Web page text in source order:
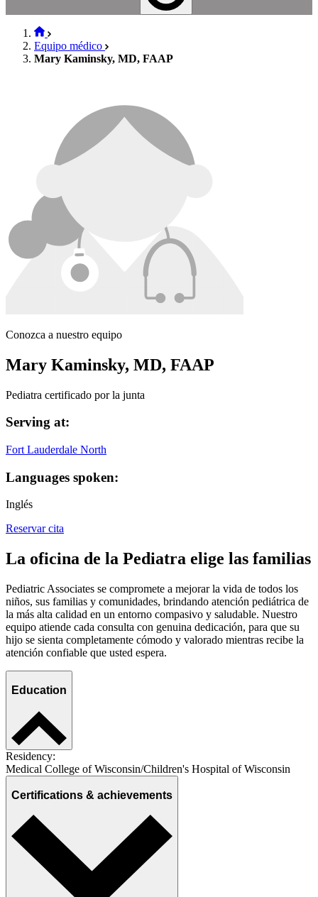
Equipo médico
Mary Kaminsky, MD, FAAP
Conozca a nuestro equipo
Mary Kaminsky, MD, FAAP
Pediatra certificado por la junta
Serving at:
Fort Lauderdale North
Languages spoken:
Inglés
Reservar cita
La oficina de la Pediatra elige las familias
Pediatric Associates se compromete a mejorar la vida de todos los
niños, sus familias y comunidades, brindando atención pediátrica de
la más alta calidad en un entorno compasivo y saludable. Nuestro
equipo atiende cada consulta con genuina dedicación, para que su
hijo se sienta completamente cómodo y valorado mientras recibe la
atención confiable que usted espera.
Education
Residency:
Medical College of Wisconsin/Children's Hospital of Wisconsin
Certifications & achievements